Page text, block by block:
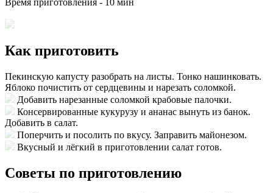
Как приготовить
Пекинскую капусту разобрать на листы. Тонко нашинковать.
Яблоко почистить от сердцевины и нарезать соломкой.
Добавить нарезанные соломкой крабовые палочки.
Консервированные кукурузу и ананас вынуть из банок.
Добавить в салат.
Поперчить и посолить по вкусу. Заправить майонезом.
Вкусный и лёгкий в приготовлении салат готов.
Советы по приготовлению